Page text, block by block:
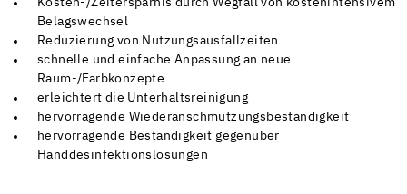
Belagswechsel
Reduzierung von Nutzungsausfallzeiten
schnelle und einfache Anpassung an neue
Raum-/Farbkonzepte
erleichtert die Unterhaltsreinigung
hervorragende Wiederanschmutzungsbeständigkeit
hervorragende Beständigkeit gegenüber
Handdesinfektionslösungen